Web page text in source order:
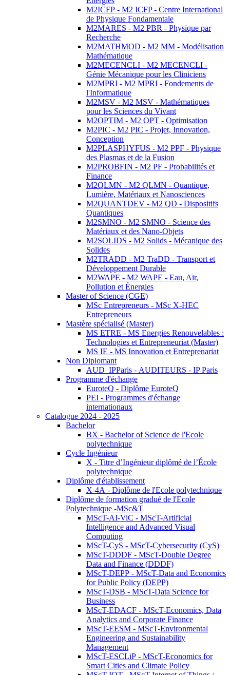
M2ICFP - M2 ICFP - Centre International
de Physique Fondamentale
M2MARES - M2 PBR - Physique par
Recherche
M2MATHMOD - M2 MM - Modélisation
Mathématique
M2MECENCLI - M2 MECENCLI -
Génie Mécanique pour les Cliniciens
M2MPRI - M2 MPRI - Fondements de
l'Informatique
M2MSV - M2 MSV - Mathématiques
pour les Sciences du Vivant
M2OPTIM - M2 OPT - Optimisation
M2PIC - M2 PIC - Projet, Innovation,
Conception
M2PLASPHYFUS - M2 PPF - Physique
des Plasmas et de la Fusion
M2PROBFIN - M2 PF - Probabilités et
Finance
M2QLMN - M2 QLMN - Quantique,
Lumière, Matériaux et Nanosciences
M2QUANTDEV - M2 QD - Dispositifs
Quantiques
M2SMNO - M2 SMNO - Science des
Matériaux et des Nano-Objets
M2SOLIDS - M2 Solids - Mécanique des
Solides
M2TRADD - M2 TraDD - Transport et
Développement Durable
M2WAPE - M2 WAPE - Eau, Air,
Pollution et Énergies
Master of Science (CGE)
MSc Entrepreneurs - MSc X-HEC
Entrepreneurs
Mastère spécialisé (Master)
MS ETRE - MS Energies Renouvelables :
Technologies et Entrepreneuriat (Master)
MS IE - MS Innovation et Entreprenariat
Non Diplomant
AUD_IPParis - AUDITEURS - IP Paris
Programme d'échange
EuroteQ - Diplôme EuroteQ
PEI - Programmes d'échange
internationaux
Catalogue 2024 - 2025
Bachelor
BX - Bachelor of Science de l'Ecole
polytechnique
Cycle Ingénieur
X - Titre d’Ingénieur diplômé de l’École
polytechnique
Diplôme d'établissement
X-4A - Diplôme de l'Ecole polytechnique
Diplôme de formation gradué de l'Ecole
Polytechnique -MSc&T
MScT-AI-ViC - MScT-Artificial
Intelligence and Advanced Visual
Computing
MScT-CyS - MScT-Cybersecurity (CyS)
MScT-DDDF - MScT-Double Degree
Data and Finance (DDDF)
MScT-DEPP - MScT-Data and Economics
for Public Policy (DEPP)
MScT-DSB - MScT-Data Science for
Business
MScT-EDACF - MScT-Economics, Data
Analytics and Corporate Finance
MScT-EESM - MScT-Environmental
Engineering and Sustainability
Management
MScT-ESCLiP - MScT-Economics for
Smart Cities and Climate Policy